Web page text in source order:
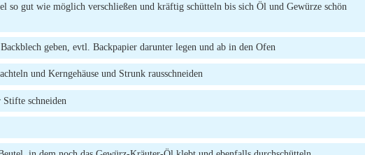
so gut wie möglich verschließen und kräftig schütteln bis sich Öl und Gewürze schön
geben, evtl. Backpapier darunter legen und ab in den Ofen
und Kerngehäuse und Strunk rausschneiden
schneiden